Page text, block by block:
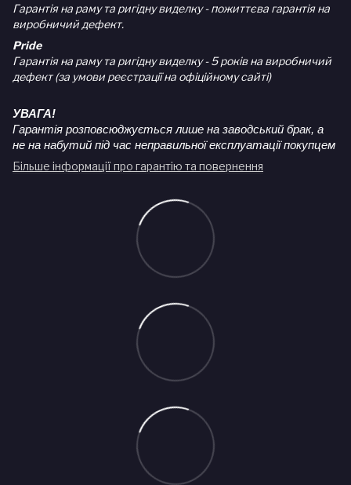
Гарантія на раму та ригідну виделку - пожиттєва гарантія на
виробничий дефект.
Pride
Гарантія на раму та ригідну виделку - 5 років на виробничий
дефект (за умови реєстрації на офіційному сайті)
УВАГА!
Гарантія розповсюджується лише на заводський брак, а
не на набутий під час неправильної експлуатації покупцем
Більше інформації про гарантію та повернення